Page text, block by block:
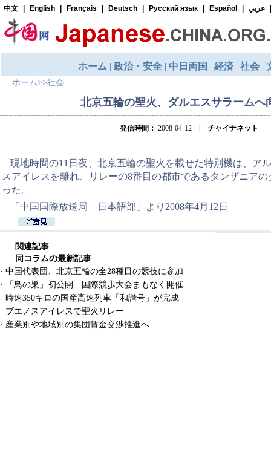
ホーム>>社会
北京五輪の聖火、ダルエスサラームへ
発信時間： 2008-04-12 | チャイナネット
現地時間の11日夜、北京五輪の聖火を載せた特別機は、ア
スアイレスを離れ、リレーの8番目の都市であるタンザニア
った。
「中国国際放送局 日本語部」より2008年4月12日
関連記事
同コラムの最新記事
· 中国代表団、北京五輪の全28種目の競技に参加
·
「鳥の巣」初公開 国際競歩大会まもなく開催
· 時速350キロの国産高速列車「和諧号」が完成
· ブエノスアイレスで聖火リレー
· 産業別や地域別の集団賃金交渉推進へ